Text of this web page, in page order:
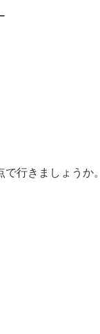
行きましょうか。